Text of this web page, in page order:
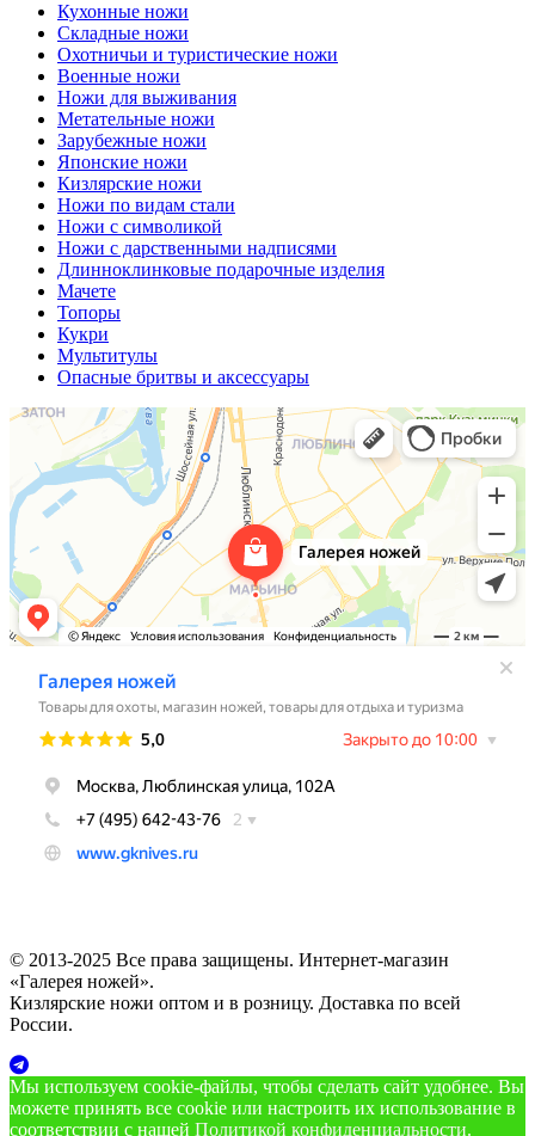
Кухонные ножи
Складные ножи
Охотничьи и туристические ножи
Военные ножи
Ножи для выживания
Метательные ножи
Зарубежные ножи
Японские ножи
Кизлярские ножи
Ножи по видам стали
Ножи с символикой
Ножи с дарственными надписями
Длинноклинковые подарочные изделия
Мачете
Топоры
Кукри
Мультитулы
Опасные бритвы и аксессуары
© 2013-2025 Все права защищены. Интернет-магазин
«Галерея ножей».
Кизлярские ножи оптом и в розницу. Доставка по всей
России.
Мы используем cookie‑файлы, чтобы сделать сайт удобнее. Вы
можете принять все cookie или настроить их использование в
соответствии с нашей Политикой конфиденциальности.